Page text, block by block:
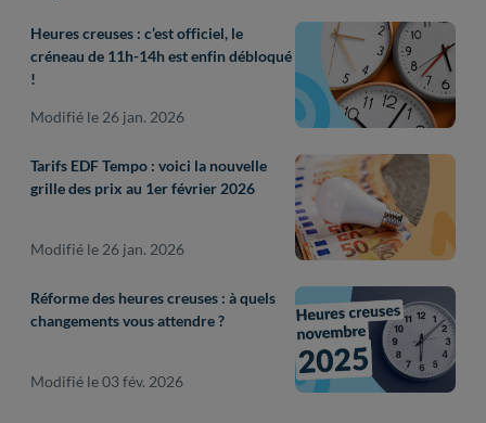
Heures creuses : c’est officiel, le
créneau de 11h-14h est enfin débloqué
!
Modifié le 26 jan. 2026
Tarifs EDF Tempo : voici la nouvelle
grille des prix au 1er février 2026
Modifié le 26 jan. 2026
Réforme des heures creuses : à quels
changements vous attendre ?
Modifié le 03 fév. 2026